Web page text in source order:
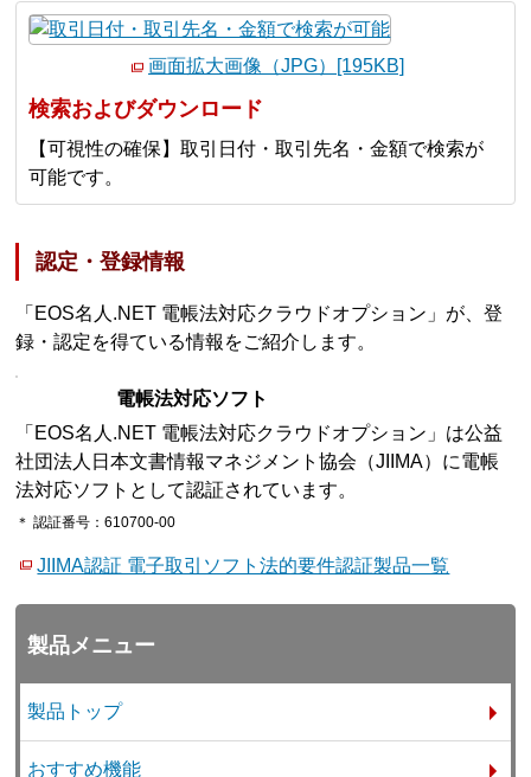
画面拡大画像（JPG）[195KB]
検索およびダウンロード
【可視性の確保】取引日付・取引先名・金額で検索が
可能です。
認定・登録情報
「EOS名人.NET 電帳法対応クラウドオプション」が、登
録・認定を得ている情報をご紹介します。
電帳法対応ソフト
「EOS名人.NET 電帳法対応クラウドオプション」は公益
社団法人日本文書情報マネジメント協会（JIIMA）に電帳
法対応ソフトとして認証されています。
＊ 認証番号：610700-00
JIIMA認証 電子取引ソフト法的要件認証製品一覧
製品メニュー
製品トップ
おすすめ機能